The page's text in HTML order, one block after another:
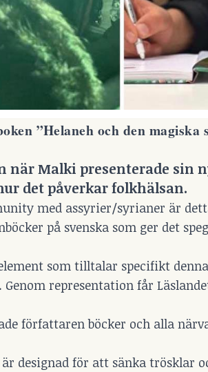
”Helaneh och den magiska
när Malki presenterade sin
det påverkar folkhälsan.
med assyrier/syrianer är
på svenska som ger det
som tilltalar specifikt
representation får
författaren böcker och alla
designad för att sänka trösklar